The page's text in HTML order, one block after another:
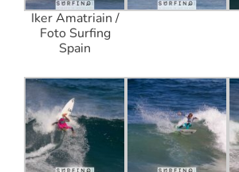
Iker Amatriain /
Foto Surfing
Spain